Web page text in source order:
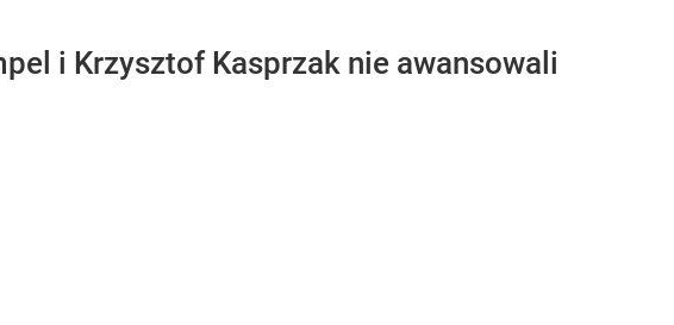
i Krzysztof Kasprzak nie awansowali